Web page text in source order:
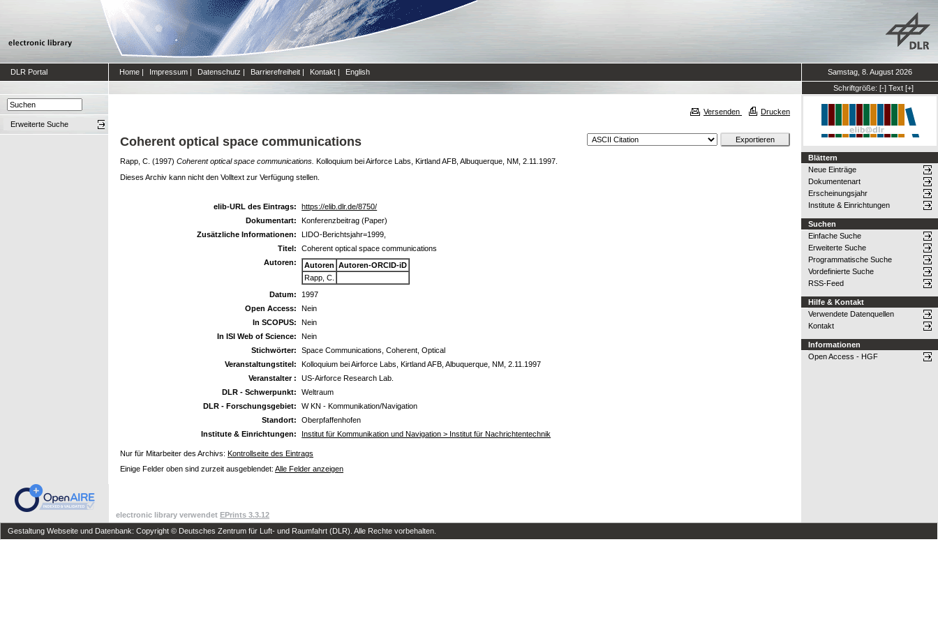
DLR Portal Home | Impressum | Datenschutz | Barrierefreiheit | Kontakt | English
Samstag, 8. August 2026
Schriftgröße: [-] Text [+]
Erweiterte Suche
Versenden Drucken
Coherent optical space communications
Rapp, C. (1997) Coherent optical space communications. Kolloquium bei Airforce Labs, Kirtland AFB, Albuquerque, NM, 2.11.1997.
Dieses Archiv kann nicht den Volltext zur Verfügung stellen.
elib-URL des Eintrags:
https://elib.dlr.de/8750/
Dokumentart:
Konferenzbeitrag (Paper)
Zusätzliche Informationen:
LIDO-Berichtsjahr=1999,
Titel:
Coherent optical space communications
Autoren:
Autoren Autoren-ORCID-iD
Rapp, C.
Datum:
1997
Open Access:
Nein
In SCOPUS:
Nein
In ISI Web of Science:
Nein
Stichwörter:
Space Communications, Coherent, Optical
Veranstaltungstitel:
Kolloquium bei Airforce Labs, Kirtland AFB, Albuquerque, NM, 2.11.1997
Veranstalter :
US-Airforce Research Lab.
DLR - Schwerpunkt:
Weltraum
DLR - Forschungsgebiet:
W KN - Kommunikation/Navigation
Standort:
Oberpfaffenhofen
Institute & Einrichtungen:
Institut für Kommunikation und Navigation > Institut für Nachrichtentechnik
Nur für Mitarbeiter des Archivs: Kontrollseite des Eintrags
Einige Felder oben sind zurzeit ausgeblendet: Alle Felder anzeigen
Blättern
Neue Einträge
Dokumentenart
Erscheinungsjahr
Institute & Einrichtungen
Suchen
Einfache Suche
Erweiterte Suche
Programmatische Suche
Vordefinierte Suche
RSS-Feed
Hilfe & Kontakt
Verwendete Datenquellen
Kontakt
Informationen
Open Access - HGF
electronic library verwendet EPrints 3.3.12
Gestaltung Webseite und Datenbank: Copyright © Deutsches Zentrum für Luft- und Raumfahrt (DLR). Alle Rechte vorbehalten.